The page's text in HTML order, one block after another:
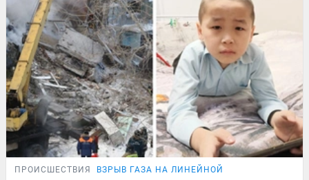
ПРОИСШЕСТВИЯ ВЗРЫВ ГАЗА НА ЛИНЕЙНОЙ